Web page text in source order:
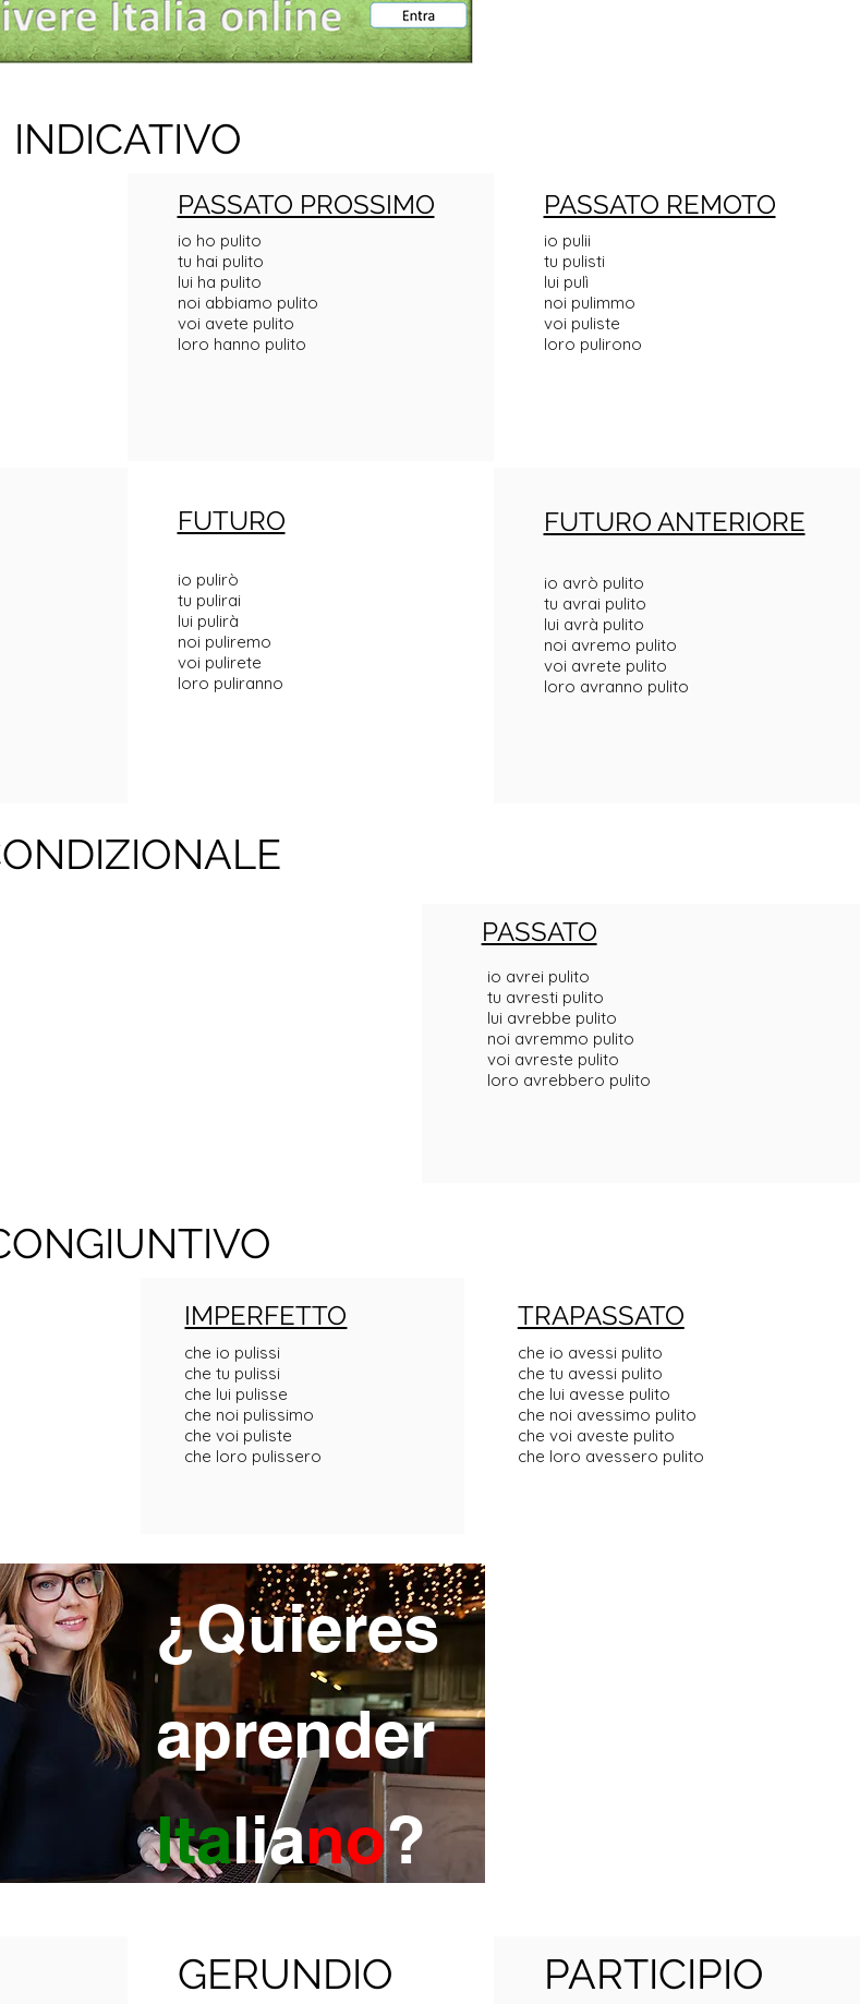
INDICATIVO
PASSATO PROSSIMO
io ho pulito
tu hai pulito
lui ha pulito
noi abbiamo pulito
voi avete pulito
loro hanno pulito
PASSATO REMOTO
io pulii
tu pulisti
lui pulì
noi pulimmo
voi puliste
loro pulirono
FUTURO
io pulirò
tu pulirai
lui pulirà
noi puliremo
voi pulirete
loro puliranno
FUTURO ANTERIORE
io avrò pulito
tu avrai pulito
lui avrà pulito
noi avremo pulito
voi avrete pulito
loro avranno pulito
PASSATO
io avrei pulito
tu avresti pulito
lui avrebbe pulito
noi avremmo pulito
voi avreste pulito
loro avrebbero pulito
IMPERFETTO
che io pulissi
che tu pulissi
che lui pulisse
che noi pulissimo
che voi puliste
che loro pulissero
TRAPASSATO
che io avessi pulito
che tu avessi pulito
che lui avesse pulito
che noi avessimo pulito
che voi aveste pulito
che loro avessero pulito
¿Quieres
aprender
Italiano?
GERUNDIO PARTICIPIO